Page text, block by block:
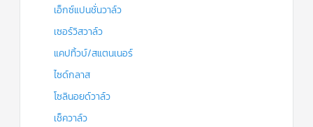
เอ็กซ์แปนชั่นวาล์ว
เซอร์วิสวาล์ว
แคปทิ้วบ์/สแตนเนอร์
ไซด์กลาส
โซลินอยด์วาล์ว
เช็ควาล์ว